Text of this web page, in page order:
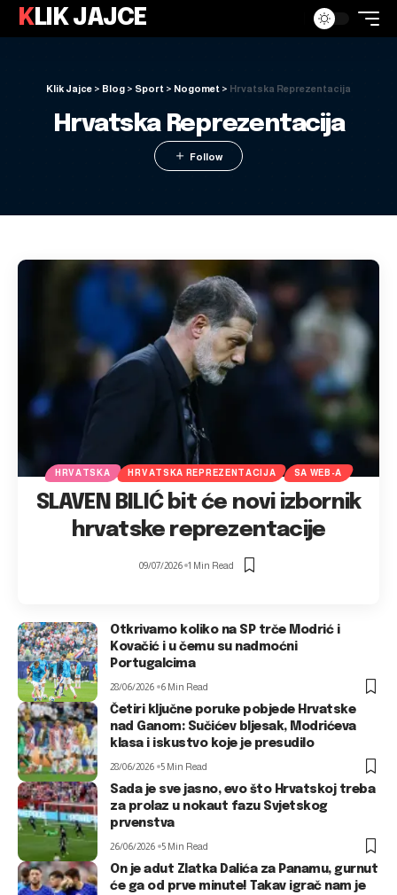
KLIK JAJCE
Klik Jajce > Blog > Sport > Nogomet > Hrvatska Reprezentacija
Hrvatska Reprezentacija
HRVATSKA HRVATSKA REPREZENTACIJA SA WEB-A
SLAVEN BILIĆ bit će novi izbornik
hrvatske reprezentacije
09/07/2026 1 Min Read
Otkrivamo koliko na SP trče Modrić i
Kovačić i u čemu su nadmoćni
Portugalcima
28/06/2026 6 Min Read
Četiri ključne poruke pobjede Hrvatske
nad Ganom: Sučićev bljesak, Modrićeva
klasa i iskustvo koje je presudilo
28/06/2026 5 Min Read
Sada je sve jasno, evo što Hrvatskoj treba
za prolaz u nokaut fazu Svjetskog
prvenstva
26/06/2026 5 Min Read
On je adut Zlatka Dalića za Panamu, gurnut
će ga od prve minute! Takav igrač nam je